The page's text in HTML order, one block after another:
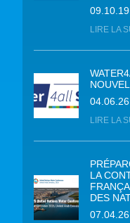
09.10.19
LIRE LA
04.06.26
LIRE LA
LA
DES
07.04.26